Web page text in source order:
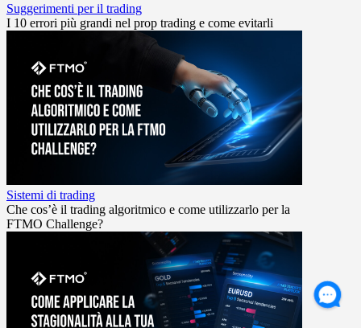
Suggerimenti per il trading
I 10 errori più grandi nel prop trading e come evitarli
Sistemi di trading
Che cos’è il trading algoritmico e come utilizzarlo per la
FTMO Challenge?